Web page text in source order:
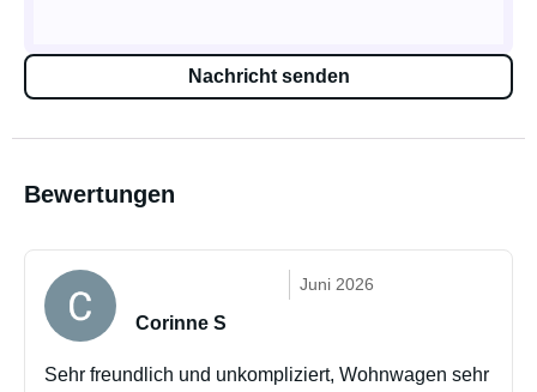
Nachricht senden
Bewertungen
Juni 2026
Corinne S
Sehr freundlich und unkompliziert, Wohnwagen sehr